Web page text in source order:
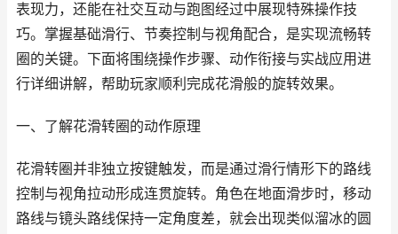
表现力，还能在社交互动与跑图经过中展现特殊操作技
巧。掌握基础滑行、节奏控制与视角配合，是实现流畅转
圈的关键。下面将围绕操作步骤、动作衔接与实战应用进
行详细讲解，帮助玩家顺利完成花滑般的旋转效果。
一、了解花滑转圈的动作原理
花滑转圈并非独立按键触发，而是通过滑行情形下的路线
控制与视角拉动形成连贯旋转。角色在地面滑步时，移动
路线与镜头路线保持一定角度差，就会出现类似溜冰的圆